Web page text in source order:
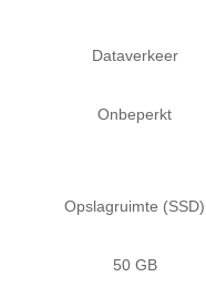
Dataverkeer
Onbeperkt
Opslagruimte (SSD)
50 GB